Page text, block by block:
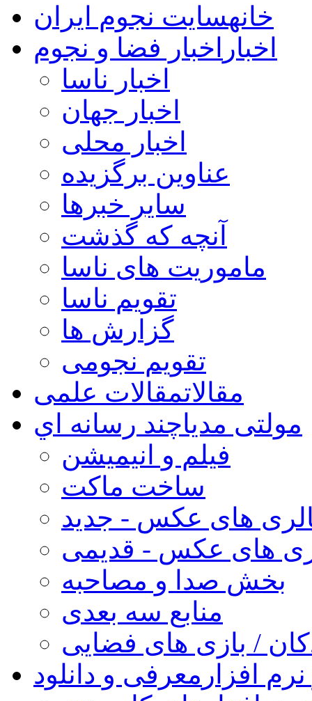
خانهسایت نجوم ایران
اخبار اخبار فضا و نجوم
اخبار ناسا
اخبار جهان
اخبار محلی
عناوین برگزیده
سایر خبرها
آنچه که گذشت
ماموریت های ناسا
تقویم ناسا
گزارش ها
تقویم نجومی
مقالاتمقالات علمی
مولتی مدیاچند رسانه اي
فیلم و انیمیشن
ساخت ماکت
های عکس - جدید
های عکس - قدیمی
بخش صدا و مصاحبه
منابع سه بعدی
/ بازی های فضایی
افزار معرفی و دانلود